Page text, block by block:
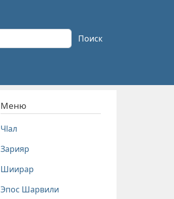
Поиск
Меню
Чlал
Зарияр
Шиирар
Эпос Шарвили